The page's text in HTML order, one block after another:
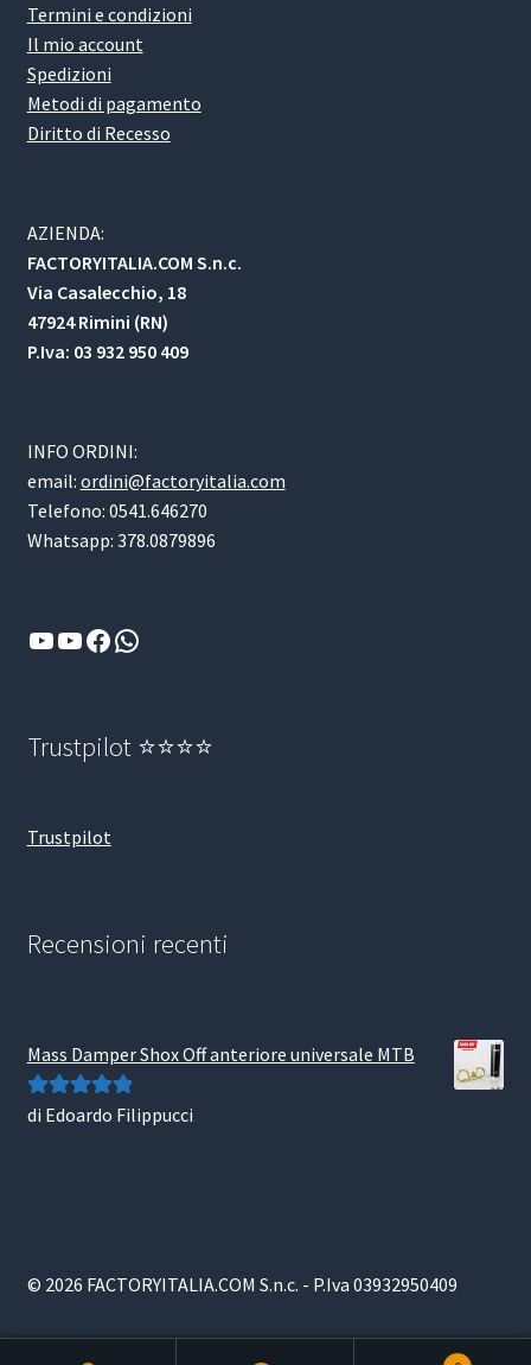
Termini e condizioni
Il mio account
Spedizioni
Metodi di pagamento
Diritto di Recesso
AZIENDA:
FACTORYITALIA.COM S.n.c.
Via Casalecchio, 18
47924 Rimini (RN)
P.Iva: 03 932 950 409
INFO ORDINI:
email: ordini@factoryitalia.com
Telefono: 0541.646270
Whatsapp: 378.0879896
YouTube
YouTube
Facebook
WhatsApp
Trustpilot ⭐⭐⭐⭐
Trustpilot
Recensioni recenti
Mass Damper Shox Off anteriore universale MTB
Valutato5su
di Edoardo Filippucci
© 2026 FACTORYITALIA.COM S.n.c. - P.Iva 03932950409